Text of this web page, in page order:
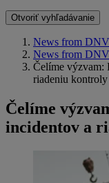
Otvoriť vyhľadávanie
News from DNV
News from DNV
Čelíme výzvam:
riadeniu kontroly
Čelíme
incidentov a